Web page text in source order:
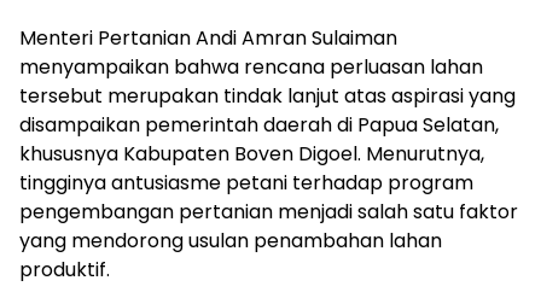
Menteri Pertanian Andi Amran Sulaiman
menyampaikan bahwa rencana perluasan lahan
tersebut merupakan tindak lanjut atas aspirasi yang
disampaikan pemerintah daerah di Papua Selatan,
khususnya Kabupaten Boven Digoel. Menurutnya,
tingginya antusiasme petani terhadap program
pengembangan pertanian menjadi salah satu faktor
yang mendorong usulan penambahan lahan
produktif.